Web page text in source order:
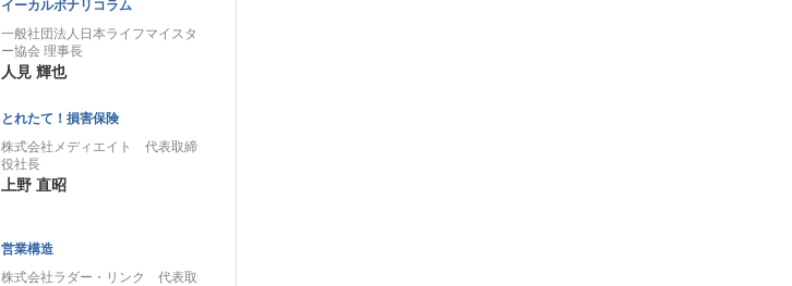
イーカルボナリコラム
一般社団法人日本ライフマイスタ
ー協会 理事長
人見 輝也
とれたて！損害保険
株式会社メディエイト 代表取締
役社長
上野 直昭
営業構造
株式会社ラダー・リンク 代表取